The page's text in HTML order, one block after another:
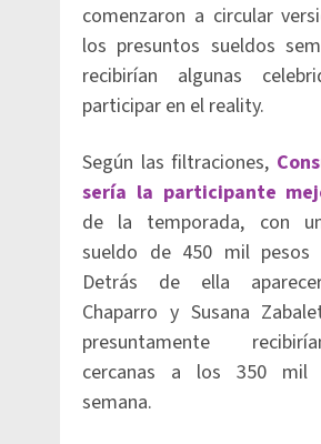
comenzaron a circular
los presuntos sueldos
recibirían algunas
participar en el reality.
Según las filtraciones, C
sería la participante
de la temporada, con
sueldo de 450 mil pesos
Detrás de ella
Chaparro y Susana
presuntamente
cercanas a los 350 mil
semana.